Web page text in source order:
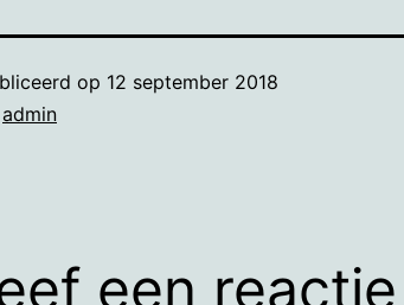
op 12 september 2018
admin
een reactie